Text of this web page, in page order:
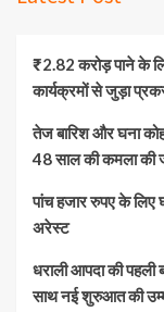
₹2.82 करोड़ पाने के
कार्यक्रमों से जुड़ा
तेज बारिश और घना
48 साल की कमला की
पांच हजार रुपए के लिए
अरेस्ट
धराली आपदा की पहली
साथ नई शुरुआत की